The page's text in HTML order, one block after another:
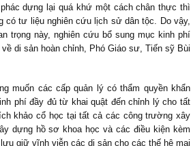
dựng lại quá khứ một cách chân thực thì
tư liệu nghiên cứu lịch sử dân tộc. Do vậy,
trọng này, nghiên cứu bổ sung mục kinh phí
di sản hoàn chỉnh, Phó Giáo sư, Tiến sỹ Bùi
muốn các cấp quản lý có thẩm quyền khẩn
phí đầy đủ từ khai quật đến chỉnh lý cho tất
khảo cổ học tại tất cả các công trường xây
dựng hồ sơ khoa học và các điều kiện kèm
giữ vĩnh viễn các di sản cho các thế hệ mai